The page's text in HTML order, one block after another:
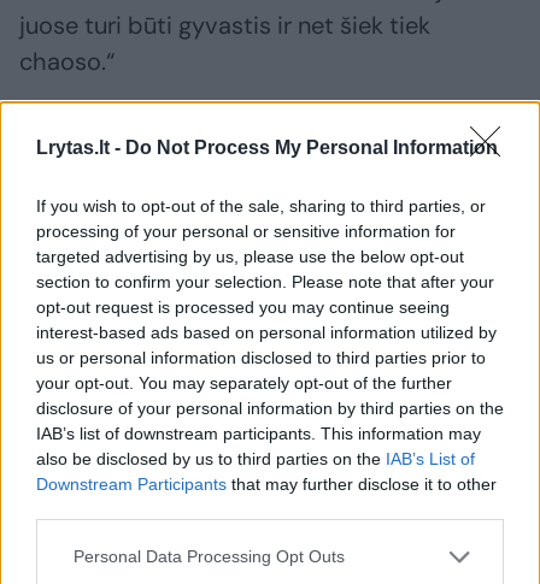
Lrytas.lt - Do Not Process My Personal Information
If you wish to opt-out of the sale, sharing to third parties, or
processing of your personal or sensitive information for
targeted advertising by us, please use the below opt-out
section to confirm your selection. Please note that after your
opt-out request is processed you may continue seeing
interest-based ads based on personal information utilized by
us or personal information disclosed to third parties prior to
your opt-out. You may separately opt-out of the further
disclosure of your personal information by third parties on the
IAB’s list of downstream participants. This information may
also be disclosed by us to third parties on the IAB’s List of
Downstream Participants that may further disclose it to other
Personal Data Processing Opt Outs
juose turi būti gyvastis ir net šiek tiek
chaoso.“
Ji taip pat prisipažįsta turinti silpnybę
rankšluosčius – minkštumas ir švaros
jausmas man labai svarbūs. Kai atsigulu į
švarią lovą, atrodo, kad net visos kūno
ląstelės atsinaujina.“